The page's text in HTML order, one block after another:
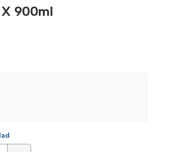
X 900ml